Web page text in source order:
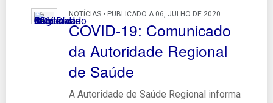
NOTÍCIAS • PUBLICADO A 06, JULHO DE 2020
COVID-19: Comunicado
da Autoridade Regional
de Saúde
A Autoridade de Saúde Regional informa